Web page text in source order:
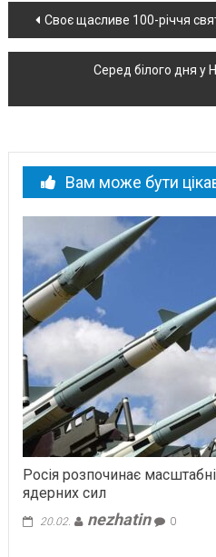
Навігація
по
Своє щасливе 100-річчя
Серед білого дня у
Вам може бути
Росія розпочинає
ядерних сил
20.02. nezhatin 0